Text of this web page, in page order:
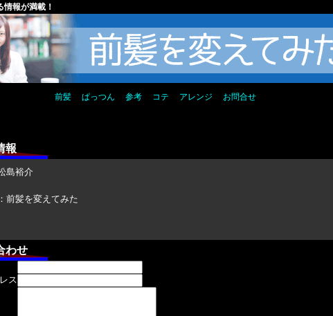
報が満載！
前髪 ぱっつん 参考 コテ アレンジ お問合せ
報
島裕介
前髪を変えてみた
わせ
ス